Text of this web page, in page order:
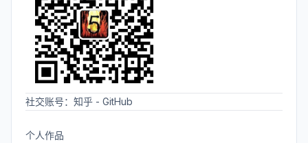
社交账号： 知乎 - GitHub
个人作品